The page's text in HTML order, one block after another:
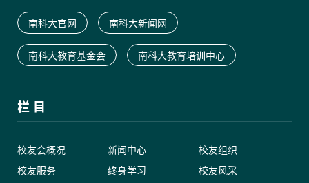
南科大官网 南科大新闻网
南科大教育基金会 南科大教育培训中心
栏 目
校友会概况 新闻中心
校友组织
校友服务
终身学习
校友风采